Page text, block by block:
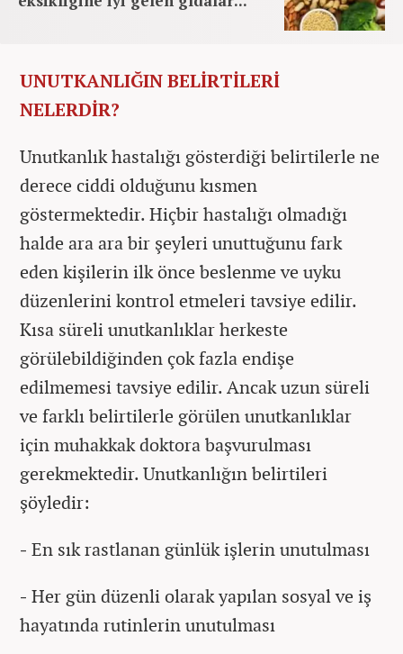
UNUTKANLIĞIN BELİRTİLERİ
NELERDİR?
Unutkanlık hastalığı gösterdiği belirtilerle ne
derece ciddi olduğunu kısmen
göstermektedir. Hiçbir hastalığı olmadığı
halde ara ara bir şeyleri unuttuğunu fark
eden kişilerin ilk önce beslenme ve uyku
düzenlerini kontrol etmeleri tavsiye edilir.
Kısa süreli unutkanlıklar herkeste
görülebildiğinden çok fazla endişe
edilmemesi tavsiye edilir. Ancak uzun süreli
ve farklı belirtilerle görülen unutkanlıklar
için muhakkak doktora başvurulması
gerekmektedir. Unutkanlığın belirtileri
şöyledir:
- En sık rastlanan günlük işlerin unutulması
- Her gün düzenli olarak yapılan sosyal ve iş
hayatında rutinlerin unutulması